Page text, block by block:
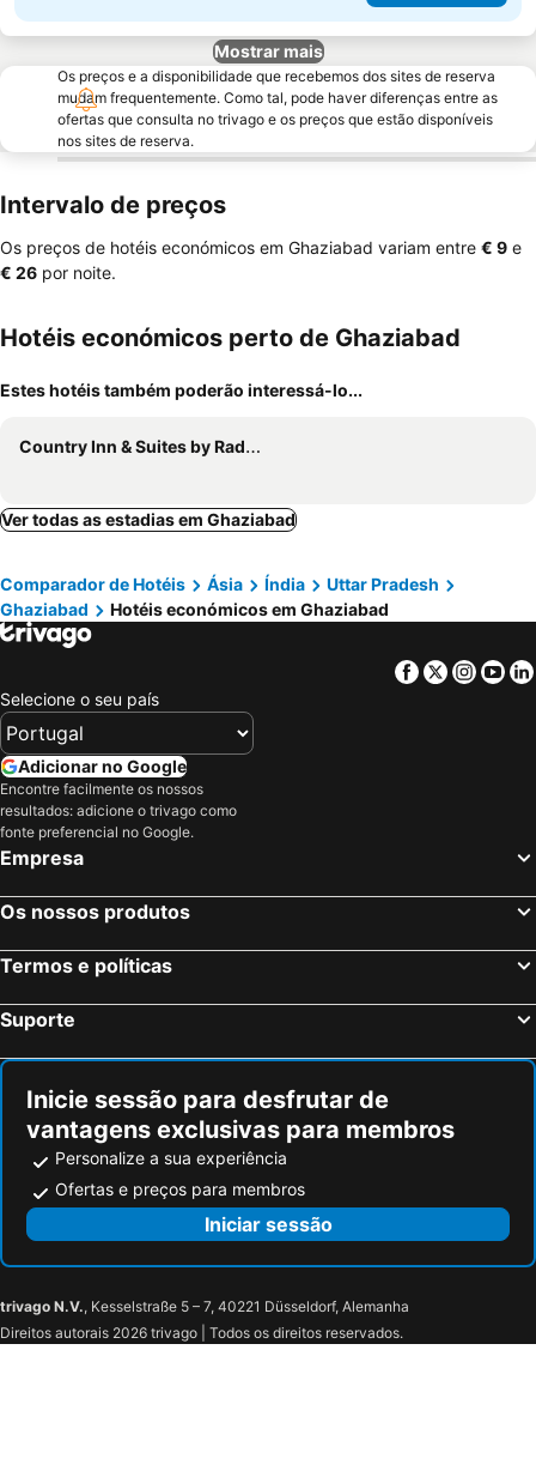
Mostrar mais
Os preços e a disponibilidade que recebemos dos sites de reserva
mudam frequentemente. Como tal, pode haver diferenças entre as
ofertas que consulta no trivago e os preços que estão disponíveis
nos sites de reserva.
Intervalo de preços
Os preços de hotéis económicos em Ghaziabad variam entre ‎€ 9 e
‎€ 26 por noite.
Hotéis económicos perto de Ghaziabad
Estes hotéis também poderão interessá-lo...
Country Inn & Suites by Radisson Sahibabad
Ver todas as estadias em Ghaziabad
Comparador de Hotéis Ásia Índia
Uttar Pradesh
Ghaziabad
Hotéis económicos em Ghaziabad
Facebook
Twitter
Selecione o seu país
Adicionar no Google
Encontre facilmente os nossos
resultados: adicione o trivago como
fonte preferencial no Google.
Empresa
Os nossos produtos
Termos e políticas
Suporte
Inicie sessão para desfrutar de
vantagens exclusivas para membros
Personalize a sua experiência
Ofertas e preços para membros
Iniciar sessão
trivago N.V., Kesselstraße 5 – 7, 40221 Düsseldorf, Alemanha
Direitos autorais 2026 trivago | Todos os direitos reservados.